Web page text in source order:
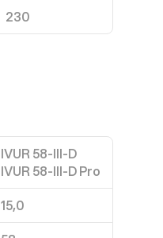
230
IVUR 58-III-D
IVUR 58-III-D Pro
15,0